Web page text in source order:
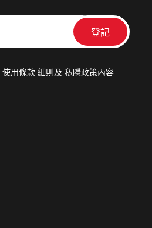
使用條款 細則及 私隱政策 內容